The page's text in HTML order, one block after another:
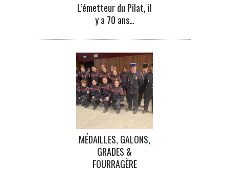
L’émetteur du Pilat, il
y a 70 ans…
MÉDAILLES, GALONS,
GRADES &
FOURRAGÈRE